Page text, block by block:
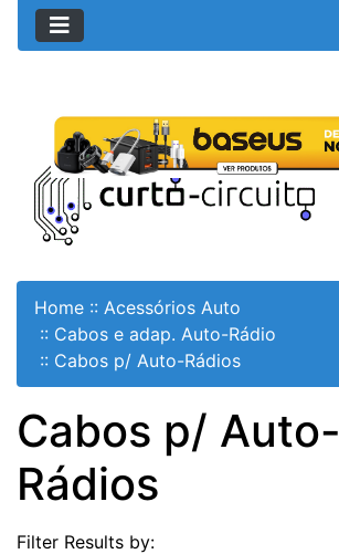
Home :: Acessórios Auto
:: Cabos e adap. Auto-Rádio
:: Cabos p/ Auto-Rádios
Cabos p/ Auto-
Rádios
Filter Results by: